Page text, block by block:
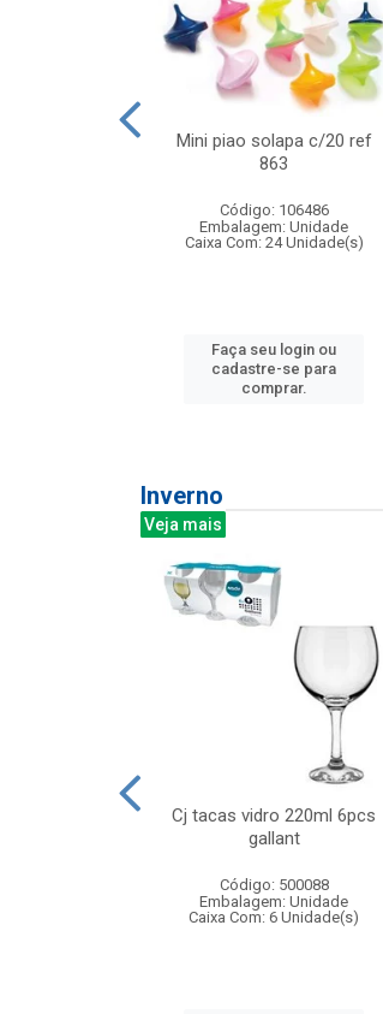
Mini piao solapa c/20 ref
863
Código: 106486
Embalagem: Unidade
Caixa Com: 24 Unidade(s)
Faça seu login ou
cadastre-se para
comprar.
Inverno
Veja mais
Cj tacas vidro 220ml 6pcs
gallant
Código: 500088
Embalagem: Unidade
Caixa Com: 6 Unidade(s)